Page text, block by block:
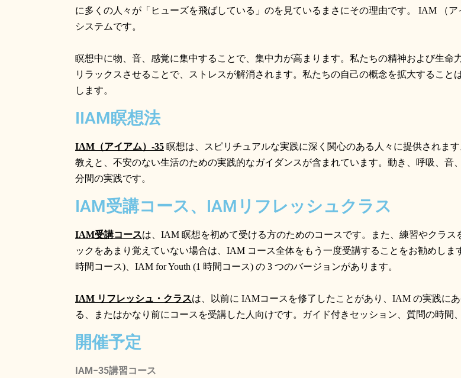
に多くの人々が「ヒューズを飛ばしている」のを見ているまさにその理由です。
IAM
（
システムです。
瞑想中に物、音、感覚に集中することで、集中力が高まります。私たちの精神および生
リラックスさせることで、ストレスが解消されます。私たちの自己の概念を拡大するこ
します。
IIAM瞑想法
IAM （アイアム） -35 瞑想は、スピリチュアルな実践に深く関心のある人々に提供されま
教えと、不安のない生活のための実践的なガイダンスが含まれています。動き、呼吸、
分間の実践です。
IAM受講コース、IAMリフレッシュクラス
IAM受講コースは、 IAM 瞑想を初めて受ける方のためのコースです。また、練習やクラ
ックをあまり覚えていない場合は、 IAM コース全体をもう一度受講することをお勧めしま
時間コース) IAM for Youth (1 時間コース) の 3 つのバージョンがあります。
IAM リフレッシュ・クラスは、以前に IAMコースを修了したことがあり、 IAM の実践に
る、またはかなり前にコースを受講した人向けです。ガイド付きセッション、質問の時間
開催予定
IAM−35講習コース